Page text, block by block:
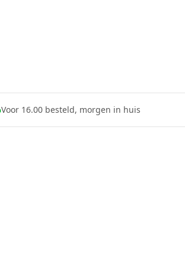
Voor 16.00 besteld, morgen in huis